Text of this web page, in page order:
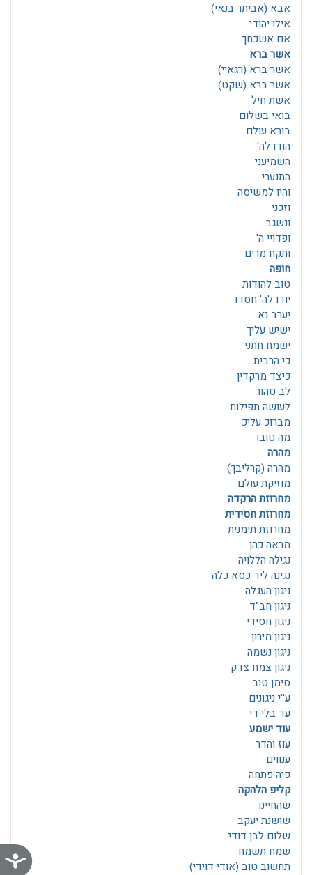
אבא (אביתר בנאי)
אילו יהודי
אם אשכחך
אשר ברא
אשר ברא (רגאיי)
אשר ברא (שקט)
אשת חיל
בואי בשלום
בורא עולם
הודו לה'
השמיעני
התנערי
והיו למשיסה
וזכני
ונשגב
ופדויי ה'
ותקח מרים
חופה
טוב להודות
יודו לה' חסדו
יערב נא
ישיש עליך
ישמח חתני
כי הרבית
כיצד מרקדין
לב טהור
לעושה תפילות
מברוכ עליכ
מה טובו
מהרה
מהרה (קרליבך)
מוזיקת עולם
מחרוזת הרקדה
מחרוזת חסידית
מחרוזת תימנית
מראה כהן
נגילה הללויה
נגינה ליד כסא כלה
ניגון העגלה
ניגון חב"ד
ניגון חסידי
ניגון מירון
ניגון נשמה
ניגון צמח צדק
סימן טוב
ע''י ניגונים
עד בלי די
עוד ישמע
עוז והדר
ענווים
פיה פתחה
קליפ הלהקה
שהחיינו
שושנת יעקב
שלום לבן דודי
שמח תשמח
תחשוב טוב (אודי דוידי)